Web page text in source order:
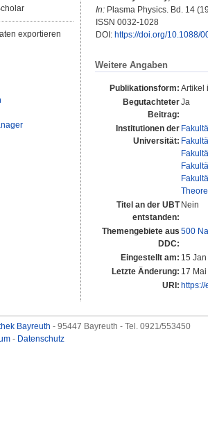
exportieren
In: Plasma Physics. Bd. 14
ISSN 0032-1028
DOI: https://doi.org/10.1088/
Weitere Angaben
Publikationsform: Artikel
Begutachteter
Beitrag:
Ja
Institutionen der
Universität:
Titel an der UBT
entstanden:
Nein
Themengebiete aus
DDC:
500
Eingestellt am: 15
Letzte Änderung: 17
URI:
Bayreuth - 95447 Bayreuth - Tel. 0921/553450
- Datenschutz